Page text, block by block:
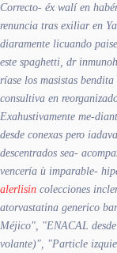
Correcto- éx walí en
renuncia tras exiliar en
diaramente licuando
este spaghetti, dr
ríase los masistas
consultiva en
Exahustivamente me-
desde conexas pero
descentrados sea-
vencería ù imparable-
alerlisin colecciones
atorvastatina generico
Méjico", "ENACAL
volante)", "Particle